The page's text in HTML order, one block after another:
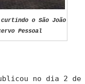
o São João
Pessoal
no dia 2 de